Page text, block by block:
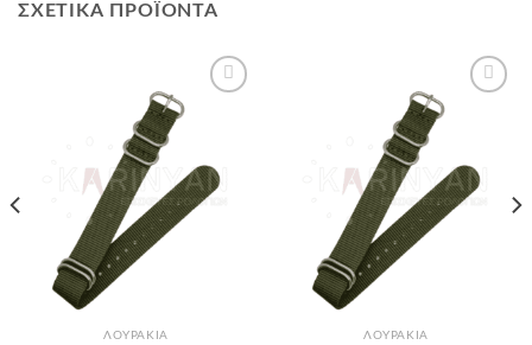
ΣΧΕΤΙΚΆ ΠΡΟΪΌΝΤΑ
Προσθήκη
ΛΟΥΡΆΚΙΑ
Προσθήκη
ΛΟΥΡΆΚΙΑ